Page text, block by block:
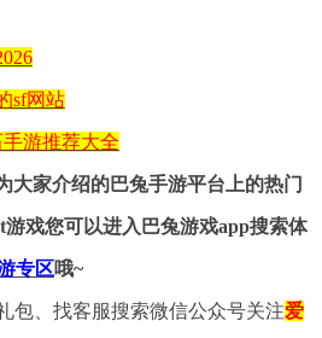
sf网站
游推荐大全
大家介绍的巴兔手游平台上的热门
戏您可以进入巴兔游戏app搜索体
专区哦~
、找客服搜索微信公众号关注爱